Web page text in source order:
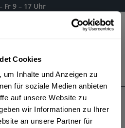
Cookies
Inhalte und Anzeigen zu
für soziale Medien anbieten
auf unsere Website zu
wir Informationen zu Ihrer
an unsere Partner für
Fr 9 – 17 Uhr
Es gilt unsereDatenschutzerklärung